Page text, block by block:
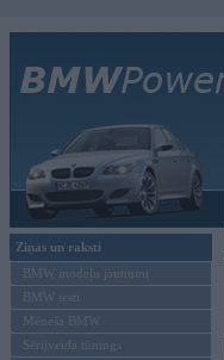
Ziņas un raksti
BMW modeļu jaunumi
BMW testi
Mēneša BMW
Sērijveida tūnings